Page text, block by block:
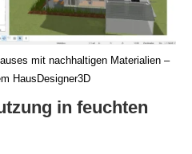
mit nachhaltigen Materialien –
HausDesigner3D
in feuchten